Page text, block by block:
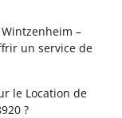
–
un service de
le Location de
?